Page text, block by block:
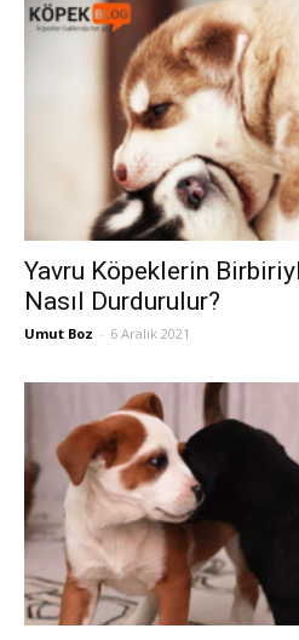
Yavru Köpeklerin
Nasıl Durdurulur?
Umut Boz - 6 Aralık 2021